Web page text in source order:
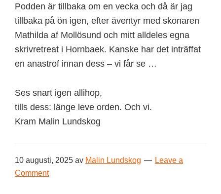
Podden är tillbaka om en vecka och då är jag
tillbaka på ön igen, efter äventyr med skonaren
Mathilda af Mollösund och mitt alldeles egna
skrivretreat i Hornbaek. Kanske har det inträffat
en anastrof innan dess – vi får se …
Ses snart igen allihop,
tills dess: länge leve orden. Och vi.
Kram Malin Lundskog
10 augusti, 2025 av Malin Lundskog
Leave a
Comment